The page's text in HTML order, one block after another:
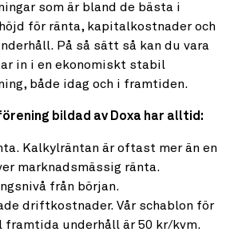
som är bland de bästa i
för ränta, kapitalkostnader och
På så sätt så kan du vara
in i en ekonomiskt stabil
både idag och i framtiden.
bildad av Doxa har alltid:
Kalkylräntan är oftast mer än en
marknadsmässig ränta.
från början.
driftkostnader. Vår schablon för
underhåll är 50 kr/kvm.